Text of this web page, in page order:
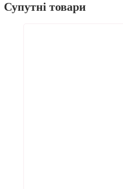
Супутні товари